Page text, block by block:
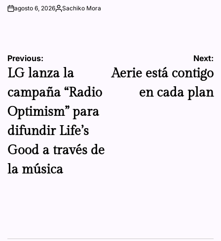
onagosto 6, 2026Posted
Sachiko Mora
Navegación
de
entradas
Previous:
LG lanza la
campaña “Radio
Optimism” para
difundir Life’s
Good a través de
la música
Next:
Aerie está contigo
en cada plan